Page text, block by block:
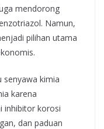
mendorong
Namun,
pilihan utama
senyawa kimia
karena
inhibitor korosi
dan paduan